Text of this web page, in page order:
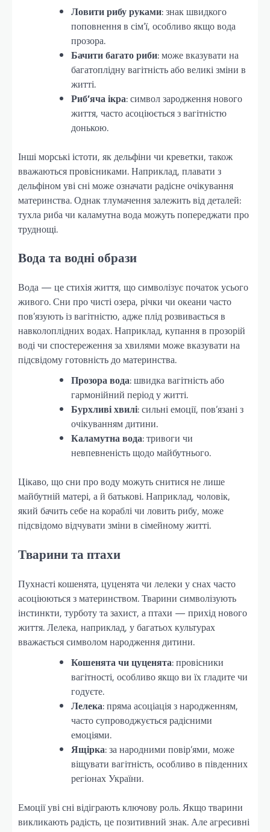
Ловити рибу руками: знак швидкого
поповнення в сім’ї, особливо якщо вода
прозора.
Бачити багато риби: може вказувати на
багатоплідну вагітність або великі зміни в
житті.
Риб’яча ікра: символ зародження нового
життя, часто асоціюється з вагітністю
донькою.
Інші морські істоти, як дельфіни чи креветки, також
вважаються провісниками. Наприклад, плавати з
дельфіном уві сні може означати радісне очікування
материнства. Однак тлумачення залежить від деталей:
тухла риба чи каламутна вода можуть попереджати про
труднощі.
Вода та водні образи
Вода — це стихія життя, що символізує початок усього
живого. Сни про чисті озера, річки чи океани часто
пов’язують із вагітністю, адже плід розвивається в
навколоплідних водах. Наприклад, купання в прозорій
воді чи спостереження за хвилями може вказувати на
підсвідому готовність до материнства.
Прозора вода: швидка вагітність або
гармонійний період у житті.
Бурхливі хвилі: сильні емоції, пов’язані з
очікуванням дитини.
Каламутна вода: тривоги чи
невпевненість щодо майбутнього.
Цікаво, що сни про воду можуть снитися не лише
майбутній матері, а й батькові. Наприклад, чоловік,
який бачить себе на кораблі чи ловить рибу, може
підсвідомо відчувати зміни в сімейному житті.
Тварини та птахи
Пухнасті кошенята, цуценята чи лелеки у снах часто
асоціюються з материнством. Тварини символізують
інстинкти, турботу та захист, а птахи — прихід нового
життя. Лелека, наприклад, у багатьох культурах
вважається символом народження дитини.
Кошенята чи цуценята: провісники
вагітності, особливо якщо ви їх гладите чи
годуєте.
Лелека: пряма асоціація з народженням,
часто супроводжується радісними
емоціями.
Ящірка: за народними повір’ями, може
віщувати вагітність, особливо в південних
регіонах України.
Емоції уві сні відіграють ключову роль. Якщо тварини
викликають радість, це позитивний знак. Але агресивні